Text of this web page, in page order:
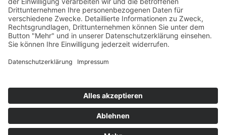
Impressum
Datenschutzerklärung
Cookie-Einstellungen
Geschäftszeiten Montag – Freitag: 07.00 Uhr bis 12.00 Uhr und